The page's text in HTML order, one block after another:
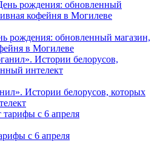
рождения: обновленный магазин,
в Могилеве
Истории белорусов, которых
с 6 апреля